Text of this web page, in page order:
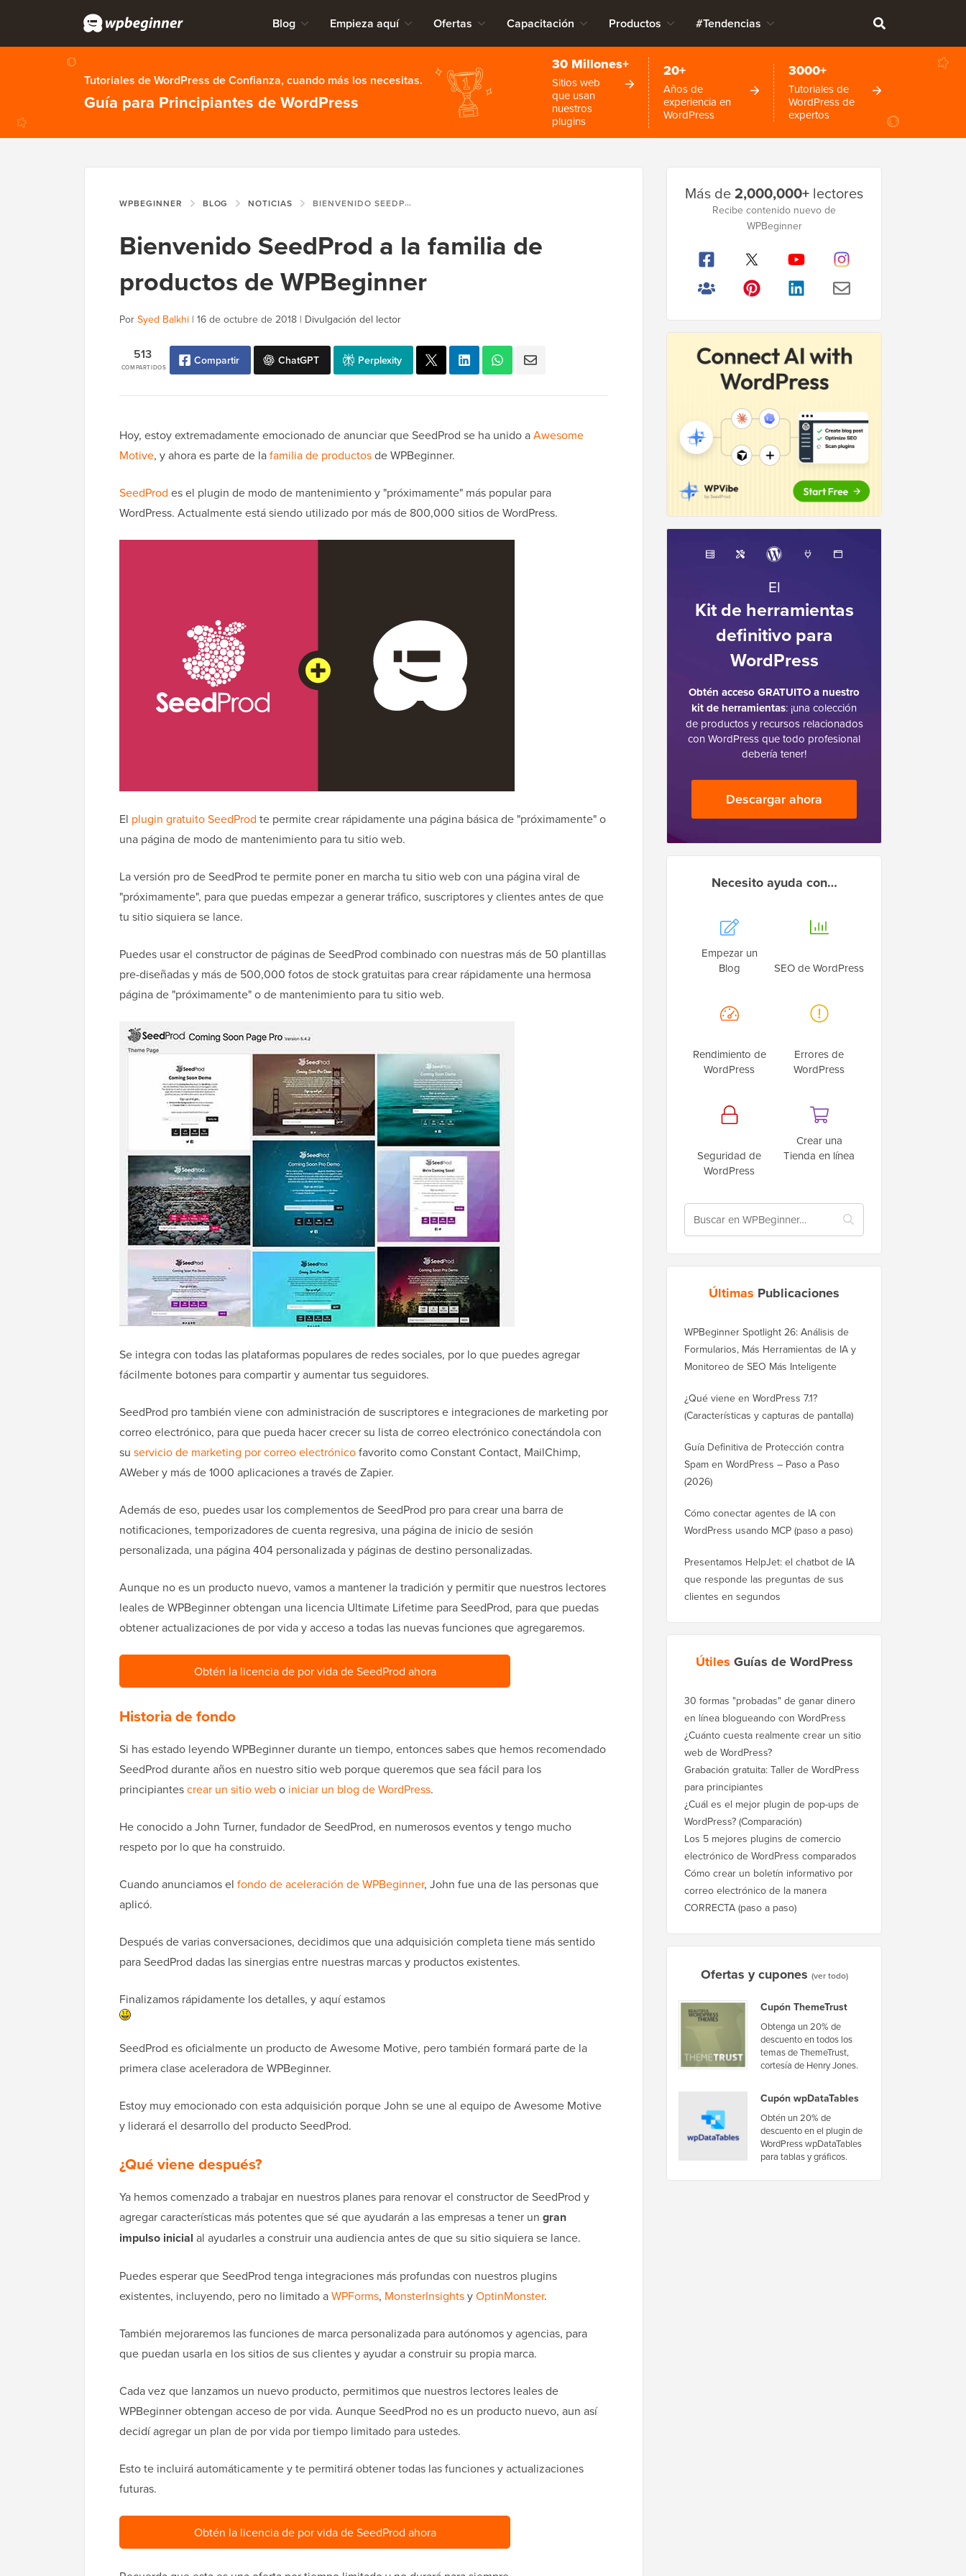
Blog Empieza aquí Ofertas Capacitación Productos #Tendencias
Tutoriales de WordPress de Confianza, cuando más los necesitas.
Guía para Principiantes de WordPress
30 Millones+
Sitios web
que usan
nuestros
plugins
20+
Años de
experiencia en
WordPress
3000+
Tutoriales de
WordPress de
expertos
WPBEGINNER BLOG NOTICIAS BIENVENIDO SEEDPROD A LA FAMILIA DE PRODUCTOS DE WPBEGINNER
Bienvenido SeedProd a la familia de
productos de WPBeginner
Por Syed Balkhi | 16 de octubre de 2018 | Divulgación del lector
COMPARTIDOS
513 Compartir ChatGPT Perplexity
Hoy, estoy extremadamente emocionado de anunciar que SeedProd se ha unido aAwesome
Motive, y ahora es parte de lafamilia de productosde WPBeginner.
SeedProd es el plugin de modo de mantenimiento y "próximamente" más popular para
WordPress. Actualmente está siendo utilizado por más de 800,000 sitios de WordPress.
El plugin gratuito SeedProd te permite crear rápidamente una página básica de "próximamente" o
una página de modo de mantenimiento para tu sitio web.
La versión pro de SeedProd te permite poner en marcha tu sitio web con una página viral de
"próximamente", para que puedas empezar a generar tráfico, suscriptores y clientes antes de que
tu sitio siquiera se lance.
Puedes usar el constructor de páginas de SeedProd combinado con nuestras más de 50 plantillas
pre-diseñadas y más de 500,000 fotos de stock gratuitas para crear rápidamente una hermosa
página de "próximamente" o de mantenimiento para tu sitio web.
Se integra con todas las plataformas populares de redes sociales, por lo que puedes agregar
fácilmente botones para compartir y aumentar tus seguidores.
SeedProd pro también viene con administración de suscriptores e integraciones de marketing por
correo electrónico, para que pueda hacer crecer su lista de correo electrónico conectándola con
su servicio de marketing por correo electrónicofavorito como Constant Contact, MailChimp,
AWeber y más de 1000 aplicaciones a través de Zapier.
Además de eso, puedes usar los complementos de SeedProd pro para crear una barra de
notificaciones, temporizadores de cuenta regresiva, una página de inicio de sesión
personalizada, una página 404 personalizada y páginas de destino personalizadas.
Aunque no es un producto nuevo, vamos a mantener la tradición y permitir que nuestros lectores
leales de WPBeginner obtengan una licencia Ultimate Lifetime para SeedProd, para que puedas
obtener actualizaciones de por vida y acceso a todas las nuevas funciones que agregaremos.
Obtén la licencia de por vida de SeedProd ahora
Historia de fondo
Si has estado leyendo WPBeginner durante un tiempo, entonces sabes que hemos recomendado
SeedProd durante años en nuestro sitio web porque queremos que sea fácil para los
principiantescrear un sitio webo iniciar un blog de WordPress.
He conocido a John Turner, fundador de SeedProd, en numerosos eventos y tengo mucho
respeto por lo que ha construido.
Cuando anunciamos el fondo de aceleración de WPBeginner, John fue una de las personas que
aplicó.
Después de varias conversaciones, decidimos que una adquisición completa tiene más sentido
para SeedProd dadas las sinergias entre nuestras marcas y productos existentes.
Finalizamos rápidamente los detalles, y aquí estamos
SeedProd es oficialmente un producto de Awesome Motive, pero también formará parte de la
primera clase aceleradora de WPBeginner.
Estoy muy emocionado con esta adquisición porque John se une al equipo de Awesome Motive
y liderará el desarrollo del producto SeedProd.
¿Qué viene después?
Ya hemos comenzado a trabajar en nuestros planes para renovar el constructor de SeedProd y
agregar características más potentes que sé que ayudarán a las empresas a tener un gran
impulso inicial al ayudarles a construir una audiencia antes de que su sitio siquiera se lance.
Puedes esperar que SeedProd tenga integraciones más profundas con nuestros plugins
existentes, incluyendo, pero no limitado aWPForms, MonsterInsightsyOptinMonster.
También mejoraremos las funciones de marca personalizada para autónomos y agencias, para
que puedan usarla en los sitios de sus clientes y ayudar a construir su propia marca.
Cada vez que lanzamos un nuevo producto, permitimos que nuestros lectores leales de
WPBeginner obtengan acceso de por vida. Aunque SeedProd no es un producto nuevo, aun así
decidí agregar un plan de por vida por tiempo limitado para ustedes.
Esto te incluirá automáticamente y te permitirá obtener todas las funciones y actualizaciones
futuras.
Obtén la licencia de por vida de SeedProd ahora
lateral
Más de2,000,000+ lectores
Recibe contenido nuevo de
WPBeginner
El
Kit de herramientas
definitivo para
WordPress
Obtén acceso GRATUITO a nuestro
kit de herramientas: ¡una colección
de productos y recursos relacionados
con WordPress que todo profesional
debería tener!
Descargar ahora
Necesito ayuda con…
Empezar un
Blog
SEO de WordPress
Rendimiento de
WordPress
Errores de
WordPress
Seguridad de
WordPress
Crear una
Tienda en línea
Últimas Publicaciones
WPBeginner Spotlight 26: Análisis de
Formularios, Más Herramientas de IA y
Monitoreo de SEO Más Inteligente
¿Qué viene en WordPress 7.1?
(Características y capturas de pantalla)
Guía Definitiva de Protección contra
Spam en WordPress – Paso a Paso
(2026)
Cómo conectar agentes de IA con
WordPress usando MCP (paso a paso)
Presentamos HelpJet: el chatbot de IA
que responde las preguntas de sus
clientes en segundos
Útiles Guías de WordPress
30 formas "probadas" de ganar dinero
en línea blogueando con WordPress
¿Cuánto cuesta realmente crear un sitio
web de WordPress?
Grabación gratuita: Taller de WordPress
para principiantes
¿Cuál es el mejor plugin de pop-ups de
WordPress? (Comparación)
Los 5 mejores plugins de comercio
electrónico de WordPress comparados
Cómo crear un boletín informativo por
correo electrónico de la manera
CORRECTA (paso a paso)
Ofertas y cupones (ver todo)
Cupón ThemeTrust
Obtenga un 20% de
descuento en todos los
temas de ThemeTrust,
cortesía de Henry Jones.
Cupón wpDataTables
Obtén un 20% de
descuento en el plugin de
WordPress wpDataTables
para tablas y gráficos.